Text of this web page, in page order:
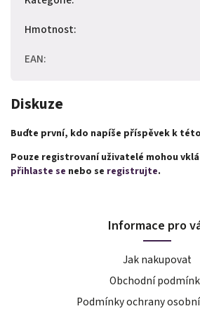
Hmotnost:
EAN:
Diskuze
Buďte první, kdo napíše příspěvek k
Pouze registrovaní uživatelé mohou
přihlaste se nebo se registrujte.
Informace pro
Jak nakupovat
Obchodní
Podmínky ochrany